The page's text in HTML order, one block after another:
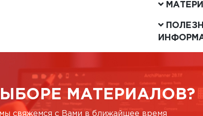
МАТЕРИАЛОВ?
свяжемся с Вами в ближайшее время